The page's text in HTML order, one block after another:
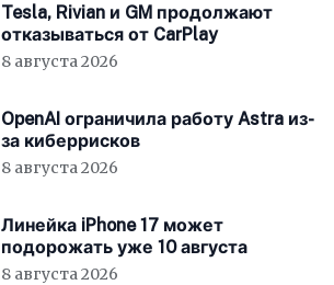
Tesla, Rivian и GM продолжают
отказываться от CarPlay
8 августа 2026
OpenAI ограничила работу Astra из-
за киберрисков
8 августа 2026
Линейка iPhone 17 может
подорожать уже 10 августа
8 августа 2026